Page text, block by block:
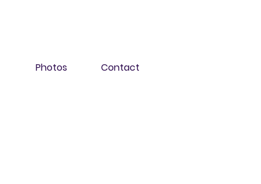
Photos Contact